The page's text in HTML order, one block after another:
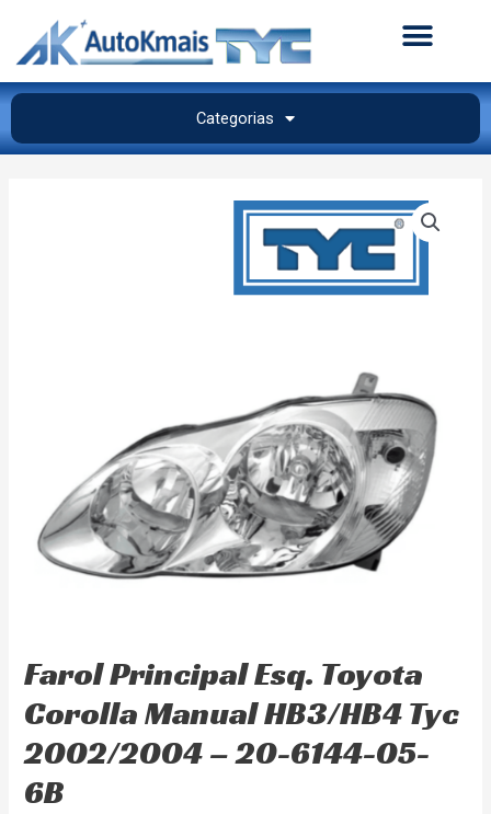
Categorias
Farol Principal Esq. Toyota
Corolla Manual HB3/HB4 Tyc
2002/2004 – 20-6144-05-
6B